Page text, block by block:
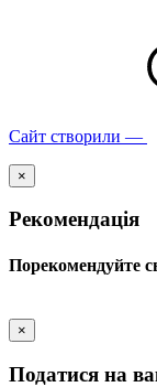
Сайт створили —
×
Рекомендація
Порекомендуйте
×
Податися на